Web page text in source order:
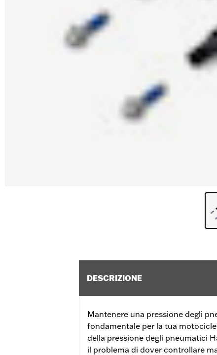
DESCRIZIONE
Mantenere una pressione degli
fondamentale per la tua
della pressione degli pneumatici
il problema di dover controllare